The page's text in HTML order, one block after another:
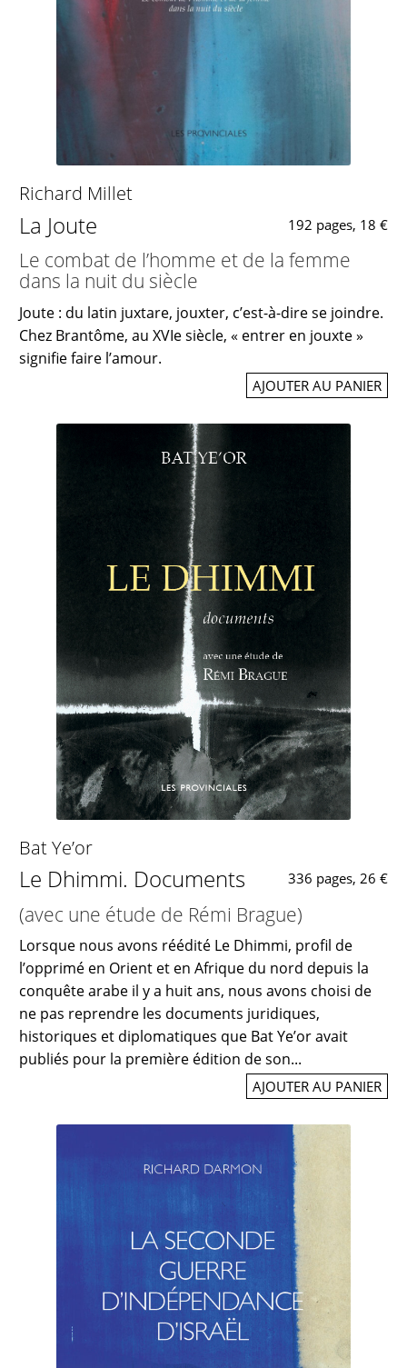
Richard Millet
La Joute 192 pages, 18 €
Le combat de l’homme et de la femme
dans la nuit du siècle
Joute : du latin juxtare, jouxter, c’est-à-dire se joindre.
Chez Brantôme, au XVIe siècle, « entrer en jouxte »
signifie faire l’amour.
AJOUTER AU PANIER
Bat Ye’or
Le Dhimmi. Documents 336 pages, 26 €
(avec une étude de Rémi Brague)
Lorsque nous avons réédité Le Dhimmi, profil de
l’opprimé en Orient et en Afrique du nord depuis la
conquête arabe il y a huit ans, nous avons choisi de
ne pas reprendre les documents juridiques,
historiques et diplomatiques que Bat Ye’or avait
publiés pour la première édition de son...
AJOUTER AU PANIER